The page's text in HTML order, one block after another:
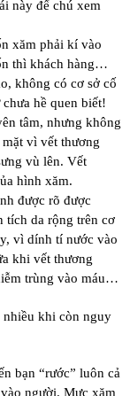
này để chú xem
xăm phải kí vào
thì khách hàng…
không có cơ sở cố
hề quen biết!
tâm, nhưng không
vì vết thương
vù lên. Vết
hình xăm.
được rõ được
tích da rộng trên cơ
vì dính tí nước vào
khi vết thương
trùng vào máu…
nhiều khi còn nguy
bạn “rước” luôn cả
người. Mực xăm